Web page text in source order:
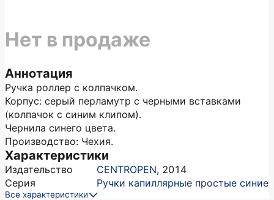
Аннотация
Ручка роллер с колпачком.
Корпус: серый перламутр с черными вставками
(колпачок с синим клипом).
Чернила синего цвета.
Производство: Чехия.
Характеристики
Издательство CENTROPEN, 2014
Серия
Ручки капиллярные простые синие
Все характеристики
Нет в продаже